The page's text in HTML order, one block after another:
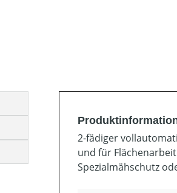
2-fädiger
und für
Spezialmähschutz